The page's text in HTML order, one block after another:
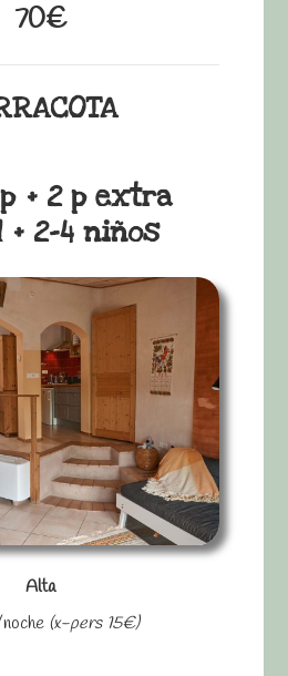
70€
+ 2 p extra
+ 2-4 niños
Alta
(x-pers 15€)